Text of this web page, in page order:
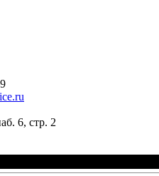
6, стр. 2